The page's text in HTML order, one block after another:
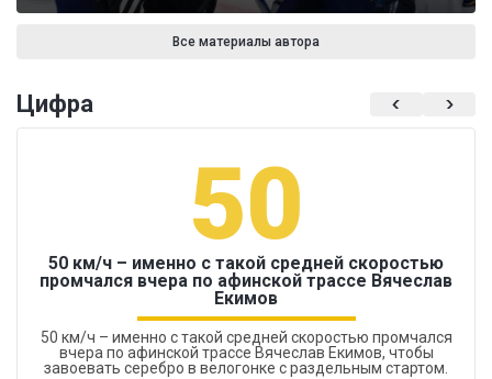
Все материалы автора
Цифра
50
50 км/ч – именно с такой средней скоростью
промчался вчера по афинской трассе Вячеслав
Екимов
50 км/ч – именно с такой средней скоростью промчался
вчера по афинской трассе Вячеслав Екимов, чтобы
завоевать серебро в велогонке с раздельным стартом.